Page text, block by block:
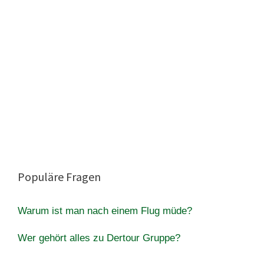
Populäre Fragen
Warum ist man nach einem Flug müde?
Wer gehört alles zu Dertour Gruppe?